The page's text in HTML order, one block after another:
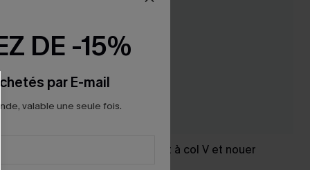
Top blanc en tricot à col V et nouer
DE -15%
par E-mail
valable une seule fois.